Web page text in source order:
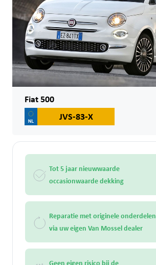
Fiat 500
JVS-83-X
Tot 5 jaar nieuwwaarde
occasionwaarde dekking
Reparatie met originele onderdelen
via uw eigen Van Mossel dealer
Geen eigen risico bij de